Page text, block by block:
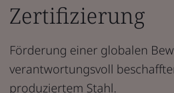
Zertifizierung
Förderung einer globalen
verantwortungsvoll
produziertem Stahl.